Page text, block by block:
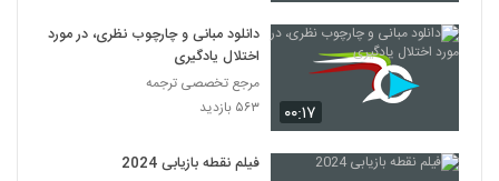
۰۰:۱۷
دانلود مبانی و چارچوب نظری، در مورد
اختلال یادگیری
مرجع تخصصی ترجمه
۵۶۳ بازدید
فیلم نقطه بازیابی 2024